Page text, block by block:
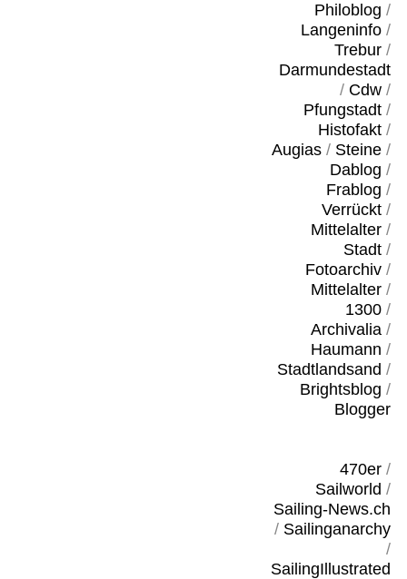
Philoblog /
Langeninfo/
Trebur/
Darmundestadt
/ Cdw/
Pfungstadt/
Histofakt/
Augias/ Steine/
Dablog /
Frablog /
Verrückt/
Mittelalter/
Stadt/
Fotoarchiv/
Mittelalter/
1300/
Archivalia/
Haumann /
Stadtlandsand /
Brightsblog /
Blogger
470er/
Sailworld /
Sailing-News.ch
/ Sailinganarchy
/
SailingIllustrated